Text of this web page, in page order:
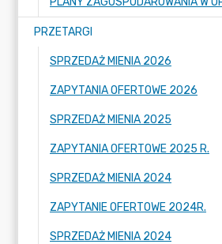
PRZETARGI
SPRZEDAŻ MIENIA 2026
ZAPYTANIA OFERTOWE 2026
SPRZEDAŻ MIENIA 2025
ZAPYTANIA OFERTOWE 2025 R.
SPRZEDAŻ MIENIA 2024
ZAPYTANIE OFERTOWE 2024R.
SPRZEDAŻ MIENIA 2024